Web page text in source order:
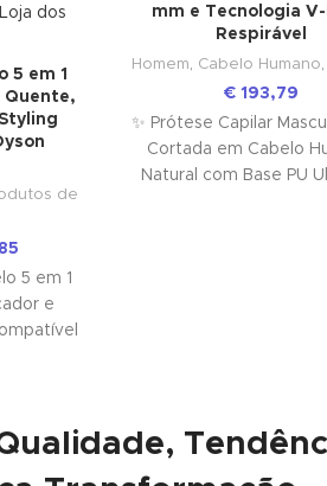
5 em 1
Quente,
de
5 em 1
e
mm e Tecnologia
Respirável
Homem, Cabelo Humano,
€193,79
✨ Prótese Capilar
Cortada em Cabelo
Natural com Base PU